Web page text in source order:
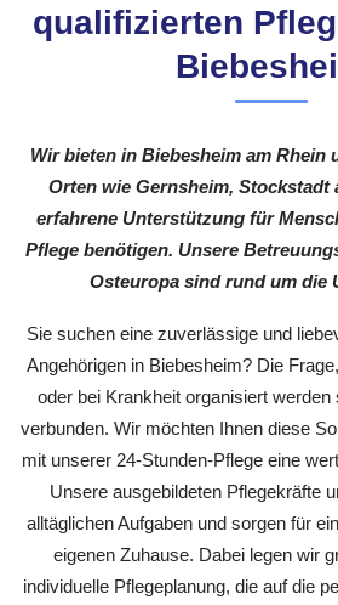
qualifizierten
Wir bieten in Biebesheim am Rhein
Orten wie Gernsheim, Stockstadt
erfahrene Unterstützung für
Pflege benötigen. Unsere
Osteuropa sind rund um die
Sie suchen eine zuverlässige und
Angehörigen in Biebesheim? Die
oder bei Krankheit organisiert
verbunden. Wir möchten Ihnen diese
mit unserer 24-Stunden-Pflege eine
Unsere ausgebildeten Pflegekräfte
alltäglichen Aufgaben und sorgen für
eigenen Zuhause. Dabei legen wir
individuelle Pflegeplanung, die auf die